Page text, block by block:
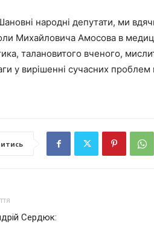
народні депутати, ми
Михайловича Амосова в
талановитого вченого,
у вирішенні сучасних проблем
Сердюк: